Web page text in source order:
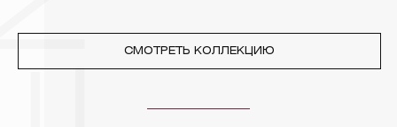
СМОТРЕТЬ КОЛЛЕКЦИЮ